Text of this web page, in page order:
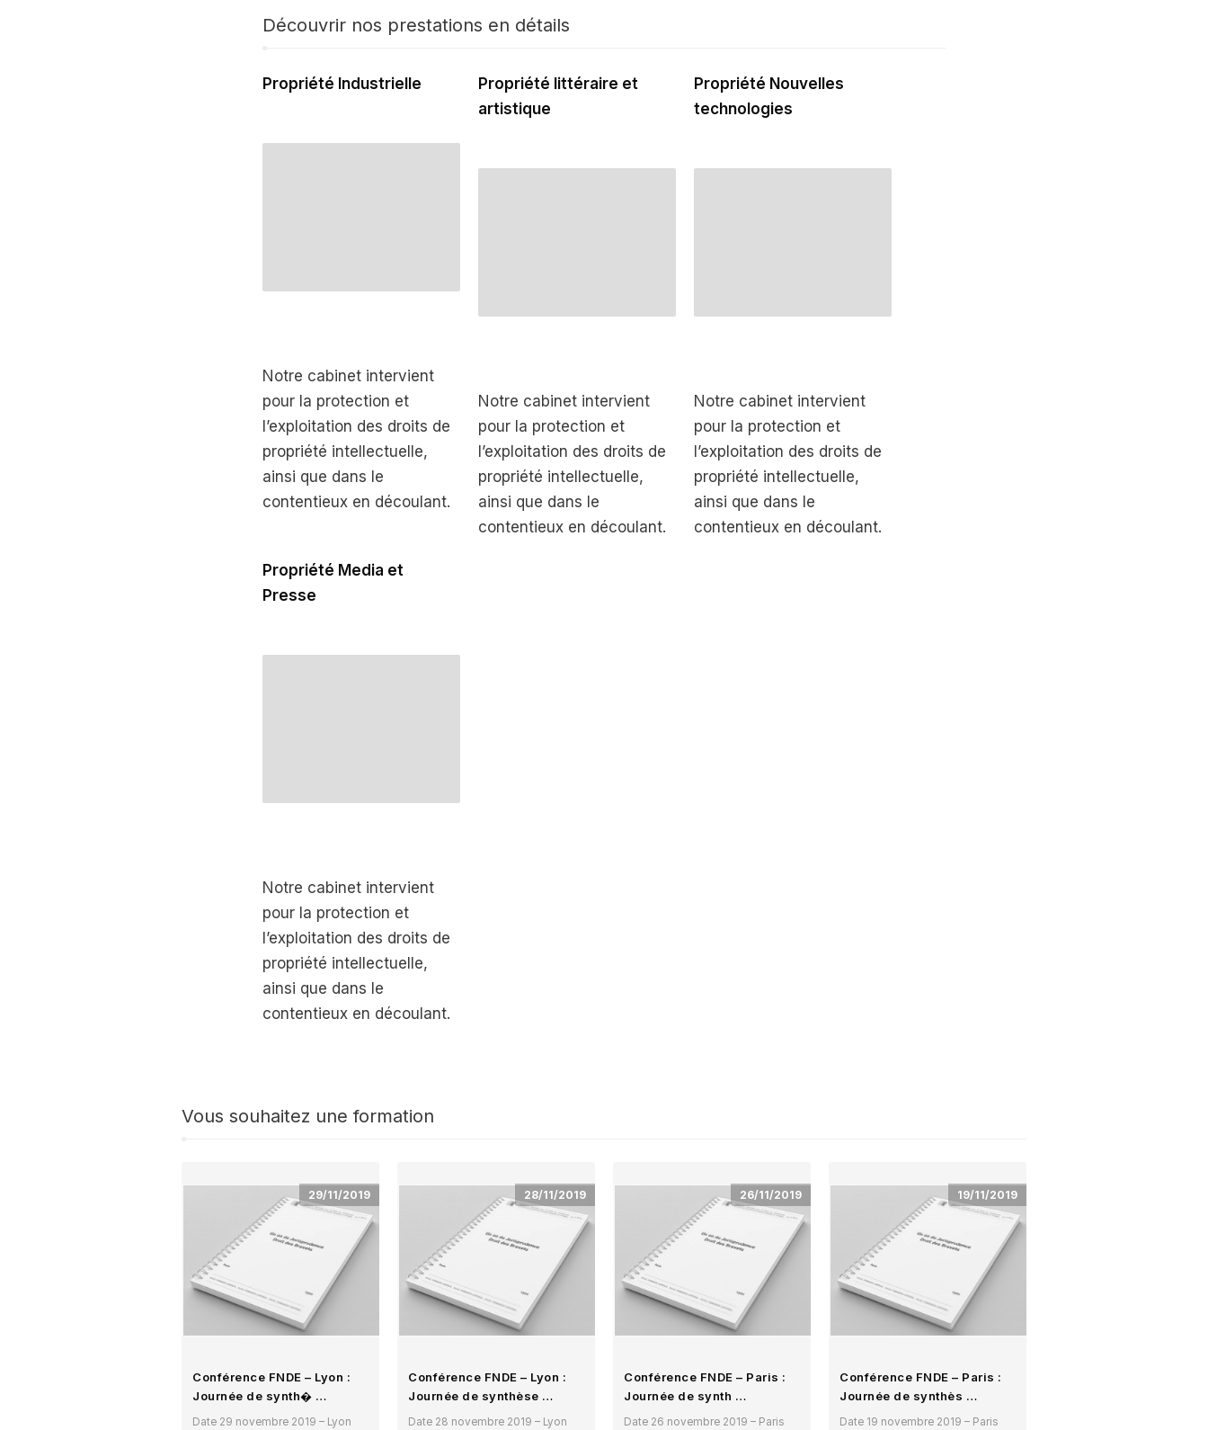
Découvrir nos prestations en détails
Propriété Industrielle
Notre cabinet intervient
pour la protection et
l’exploitation des droits de
propriété intellectuelle,
ainsi que dans le
contentieux en découlant.
Propriété littéraire et
artistique
Notre cabinet intervient
pour la protection et
l’exploitation des droits de
propriété intellectuelle,
ainsi que dans le
contentieux en découlant.
Propriété Nouvelles
technologies
Notre cabinet intervient
pour la protection et
l’exploitation des droits de
propriété intellectuelle,
ainsi que dans le
contentieux en découlant.
Propriété Media et
Presse
Notre cabinet intervient
pour la protection et
l’exploitation des droits de
propriété intellectuelle,
ainsi que dans le
contentieux en découlant.
Vous souhaitez une formation
29/11/2019
Conférence FNDE – Lyon :
Journée de synth� …
Date 29 novembre 2019 – Lyon
28/11/2019
Conférence FNDE – Lyon :
Journée de synthèse …
Date 28 novembre 2019 – Lyon
26/11/2019
Conférence FNDE – Paris :
Journée de synth …
Date 26 novembre 2019 – Paris
19/11/2019
Conférence FNDE – Paris :
Journée de synthès …
Date 19 novembre 2019 – Paris